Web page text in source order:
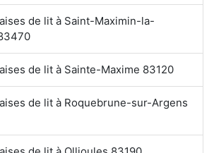
de lit à Saint-Maximin-la-
de lit à Sainte-Maxime 83120
de lit à Roquebrune-sur-Argens